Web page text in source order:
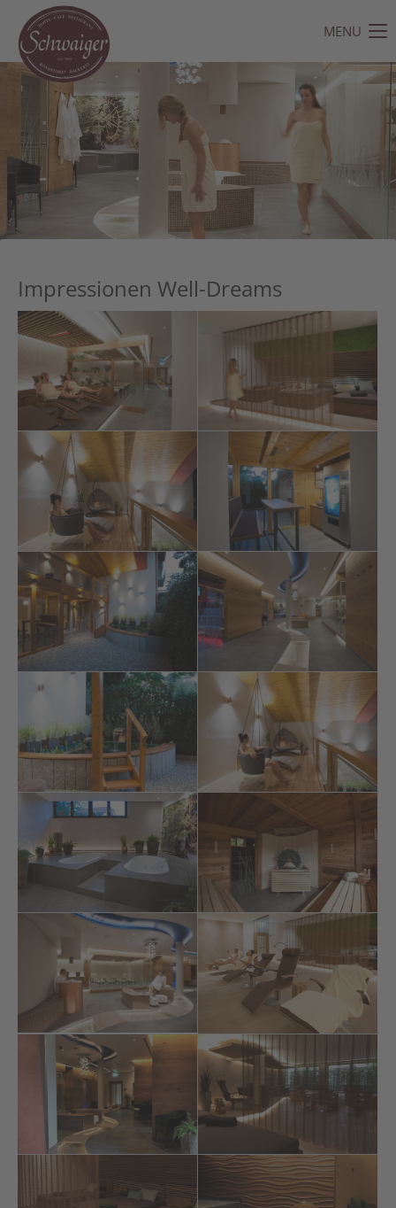
Der Eintrag "offcanvas-col1" existiert leider nicht.
Der Eintrag "offcanvas-col2" existiert leider nicht.
Der Eintrag "offcanvas-col3" existiert leider nicht.
Der Eintrag "offcanvas-col4" existiert leider nicht.
MENU
Impressionen Well-Dreams